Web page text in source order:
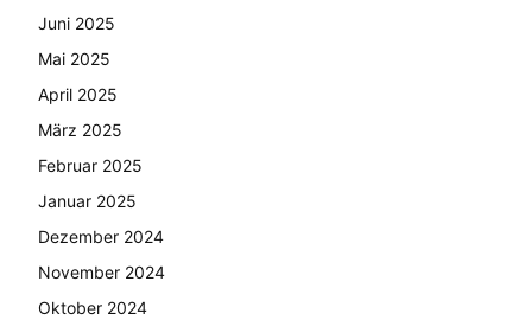
Juni 2025
Mai 2025
April 2025
März 2025
Februar 2025
Januar 2025
Dezember 2024
November 2024
Oktober 2024